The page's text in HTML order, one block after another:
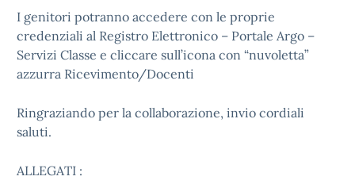
I genitori potranno accedere con le proprie
credenziali al Registro Elettronico – Portale Argo –
Servizi Classe e cliccare sull’icona con “nuvoletta”
azzurra Ricevimento/Docenti
Ringraziando per la collaborazione, invio cordiali
saluti.
ALLEGATI :